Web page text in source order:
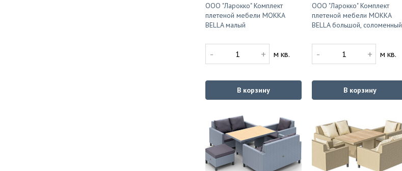
ООО "Ларокко" Комплект
плетеной мебели MOKKA
BELLA малый
- + м кв.
В корзину
ООО "Ларокко" Комплект
плетеной мебели MOKKA
BELLA большой, соломенный
- + м кв.
В корзину